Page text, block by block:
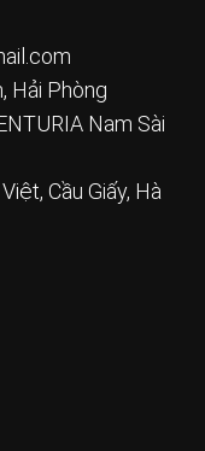
Hải Phòng
Nam Sài
Cầu Giấy, Hà